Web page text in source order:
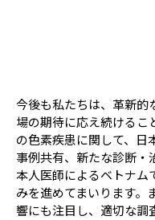
今後も私たちは、革新的
場の期待に応え続けるこ
の色素疾患に関して、日
事例共有、新たな診断・
本人医師によるベトナム
みを進めてまいります。
響にも注目し、適切な調